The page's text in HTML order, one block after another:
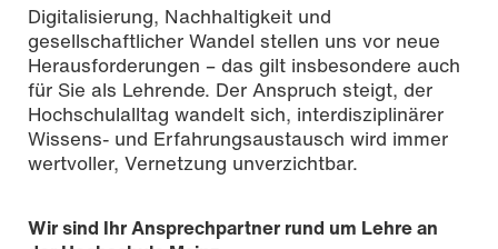
Digitalisierung, Nachhaltigkeit und
gesellschaftlicher Wandel stellen uns vor neue
Herausforderungen – das gilt insbesondere auch
für Sie als Lehrende. Der Anspruch steigt, der
Hochschulalltag wandelt sich, interdisziplinärer
Wissens- und Erfahrungsaustausch wird immer
wertvoller, Vernetzung unverzichtbar.
Wir sind Ihr Ansprechpartner rund um Lehre an